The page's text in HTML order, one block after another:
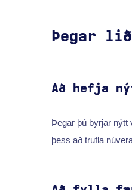
Þegar
Að hefja
Þegar þú byrjar nýtt
þess að trufla